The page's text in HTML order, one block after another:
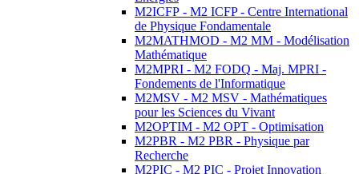
M2ICFP - M2 ICFP - Centre International
de Physique Fondamentale
M2MATHMOD - M2 MM - Modélisation
Mathématique
M2MPRI - M2 FODQ - Maj. MPRI -
Fondements de l'Informatique
M2MSV - M2 MSV - Mathématiques
pour les Sciences du Vivant
M2OPTIM - M2 OPT - Optimisation
M2PBR - M2 PBR - Physique par
Recherche
M2PIC - M2 PIC - Projet Innovation